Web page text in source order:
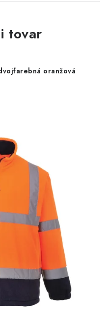
tovar
oranžová